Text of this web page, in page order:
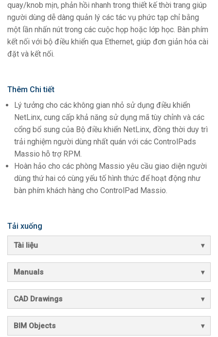
quay/knob mịn, phản hồi nhanh trong thiết kế thời trang giúp
người dùng dễ dàng quản lý các tác vụ phức tạp chỉ bằng
một lần nhấn nút trong các cuộc họp hoặc lớp học. Bàn phím
kết nối với bộ điều khiển qua Ethernet, giúp đơn giản hóa cài
đặt và kết nối.
Thêm Chi tiết
Lý tưởng cho các không gian nhỏ sử dụng điều khiển
NetLinx, cung cấp khả năng sử dụng mã tùy chỉnh và các
cổng bổ sung của Bộ điều khiển NetLinx, đồng thời duy trì
trải nghiệm người dùng nhất quán với các ControlPads
Massio hỗ trợ RPM.
Hoàn hảo cho các phòng Massio yêu cầu giao diện người
dùng thứ hai có cùng yếu tố hình thức để hoạt động như
bàn phím khách hàng cho ControlPad Massio.
Tải xuống
Tài liệu
Manuals
CAD Drawings
BIM Objects